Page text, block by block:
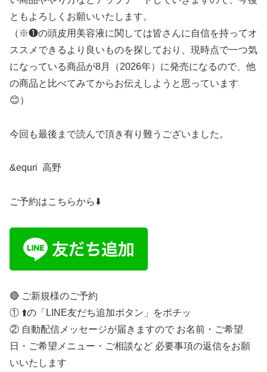
ともよろしくお願いいたします。
（※❶の頭皮用美容液に関しては皆さんに自信を持ってオ
ススメできるより良いものを探しており、現時点で一つ気
になっている商品が8月（2026年）に発売になるので、他
の商品と比べてみてからお伝えしようと思っています
😊）
今回も最後まで読んで頂き有り難うございました。
&equri 高野
ご予約はこちらから⬇️
🔴 ご新規様のご予約
① ⬆️の「LINE友だち追加ボタン」をポチッ
② 自動配信メッセージが届きますので お名前・ご希望
日・ご希望メニュー・ご相談など 必要事項の返信をお願
いいたします